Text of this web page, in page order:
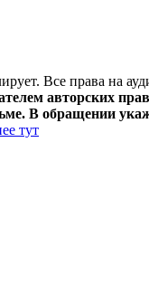
Все права на
авторских
В обращении
тут